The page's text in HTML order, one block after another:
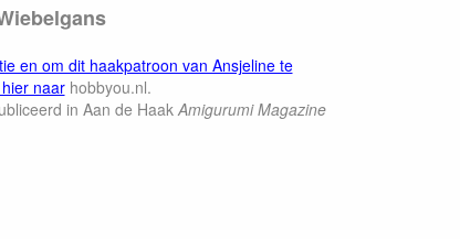
en om dit haakpatroon van Ansjeline te
naarhobbyou.nl.
in Aan de HaakAmigurumi Magazine